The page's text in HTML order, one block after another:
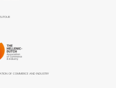
ELITOUR
OF COMMERCE AND INDUSTRY